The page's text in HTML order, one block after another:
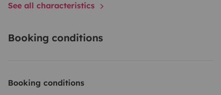
See all characteristics
Booking conditions
Booking conditions